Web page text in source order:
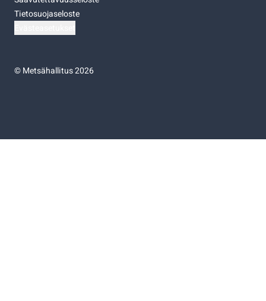
Tietosuojaseloste
©Metsähallitus 2026